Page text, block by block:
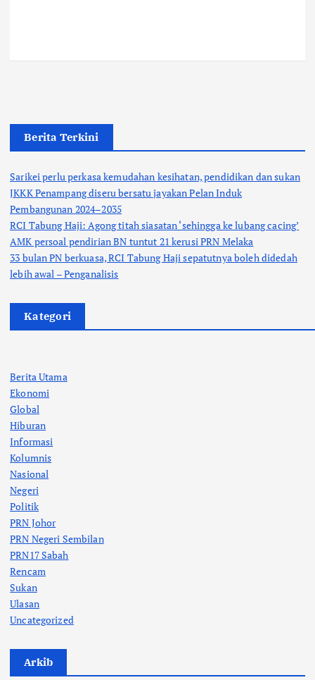
Berita Terkini
Sarikei perlu perkasa kemudahan kesihatan, pendidikan dan sukan
JKKK Penampang diseru bersatu jayakan Pelan Induk
Pembangunan 2024–2035
RCI Tabung Haji: Agong titah siasatan ‘sehingga ke lubang cacing’
AMK persoal pendirian BN tuntut 21 kerusi PRN Melaka
33 bulan PN berkuasa, RCI Tabung Haji sepatutnya boleh didedah
lebih awal – Penganalisis
Kategori
Berita Utama
Ekonomi
Global
Hiburan
Informasi
Kolumnis
Nasional
Negeri
Politik
PRN Johor
PRN Negeri Sembilan
PRN17 Sabah
Rencam
Sukan
Ulasan
Uncategorized
Arkib